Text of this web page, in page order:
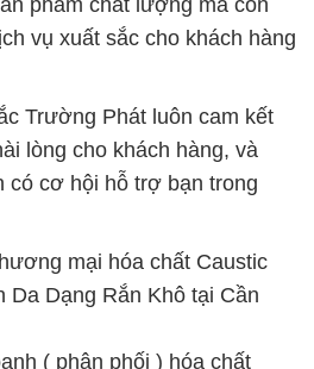
có cơ hội hỗ trợ bạn trong
mại hóa chất Caustic
Da Dạng Rắn Khô tại Cần
( phân phối ) hóa chất
Xút Ăn Da Dạng Rắn Khô tại
phân phối hóa chất Caustic
Da Dạng Rắn Khô tại Cần